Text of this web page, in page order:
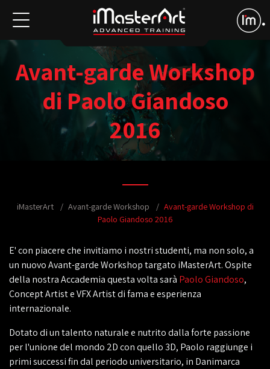
Avant-garde Workshop
di Paolo Giandoso
2016
iMasterArt Avant-garde Workshop
Avant-garde Workshop di
Paolo Giandoso 2016
E' con piacere che invitiamo i nostri studenti, ma non solo, a
un nuovo Avant-garde Workshop targato iMasterArt. Ospite
della nostra Accademia questa volta sarà Paolo Giandoso,
Concept Artist e VFX Artist di fama e esperienza
internazionale.
Dotato di un talento naturale e nutrito dalla forte passione
per l'unione del mondo 2D con quello 3D, Paolo raggiunge i
primi successi fin dal periodo universitario, in Danimarca